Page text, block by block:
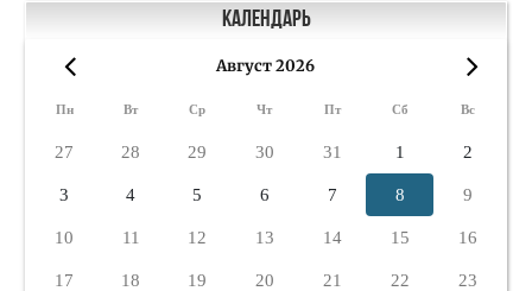
Календарь
Август 2026
Пн Вт Ср Чт Пт Сб Вс
27 28 29 30 31 1 2
3 4 5 6 7 8 9
10 11 12 13 14 15 16
17 18 19 20 21 22 23